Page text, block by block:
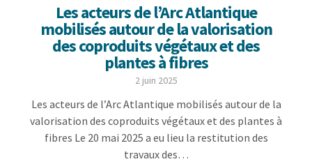
Les acteurs de l’Arc Atlantique
mobilisés autour de la valorisation
des coproduits végétaux et des
plantes à fibres
2 juin 2025
Les acteurs de l’Arc Atlantique mobilisés autour de la
valorisation des coproduits végétaux et des plantes à
fibres Le 20 mai 2025 a eu lieu la restitution des
travaux des…